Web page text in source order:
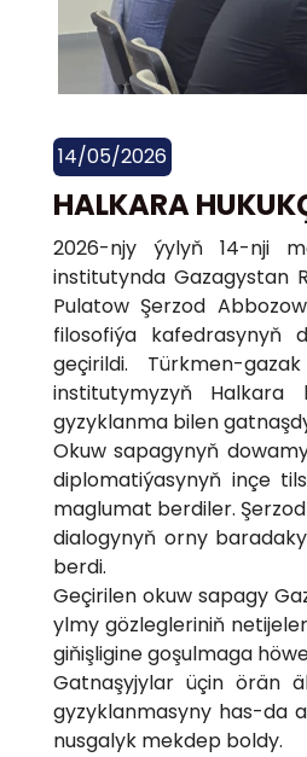
14/05/2026
HALKARA
2026-njy ýylyň 14-nji
institutynda Gazagystan
Pulatow Şerzod
filosofiýa kafedrasynyň
geçirildi. Türkmen-
institutymyzyň
gyzyklanma bilen
Okuw sapagynyň
diplomatiýasynyň inçe
maglumat berdiler.
dialogynyň orny
berdi.
Geçirilen okuw sapagy
ylmy gözlegleriniň
giňişligine goşulmaga
Gatnaşyjylar üçin örän
gyzyklanmasyny has-da
nusgalyk mekdep boldy.